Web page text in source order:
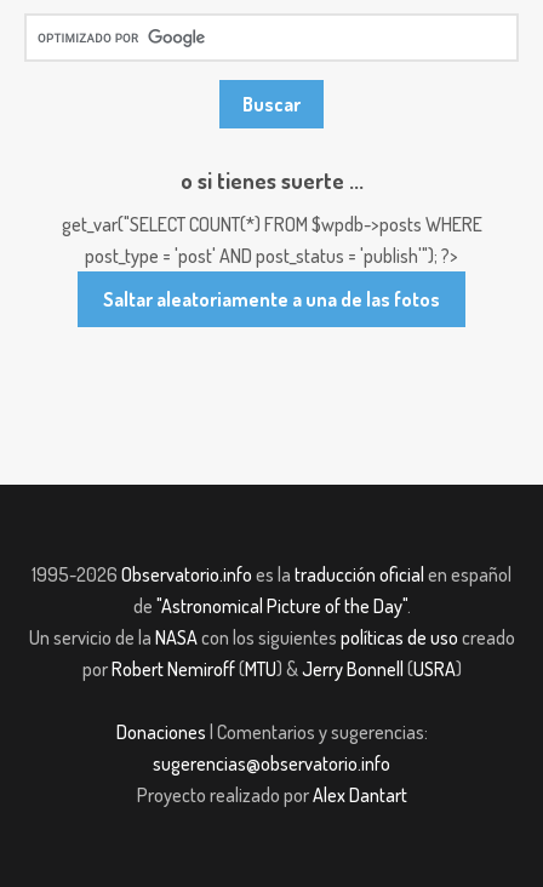
o si tienes suerte ...
get_var("SELECT COUNT(*) FROM $wpdb->posts WHERE
post_type = 'post' AND post_status = 'publish'"); ?>
Saltar aleatoriamente a una de las fotos
1995-2026 Observatorio.info es la traducción oficial en español
de "Astronomical Picture of the Day".
Un servicio de la NASAcon los siguientes políticas de uso creado
porRobert Nemiroff(MTU) &Jerry Bonnell (USRA)
Donaciones | Comentarios y sugerencias:
sugerencias@observatorio.info
Proyecto realizado porAlex Dantart